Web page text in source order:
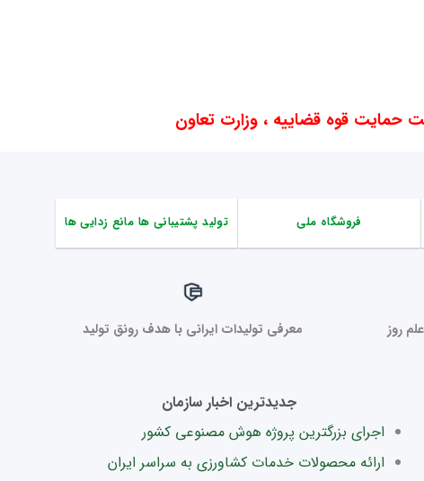
حمایت قوه قضاییه ، وزارت تعاون
فروشگاه ملی تولید پشتیبانی ها مانع زدایی ها
روز معرفی تولیدات ایرانی با هدف رونق تولید
جدیدترین اخبار سازمان
اجرای بزرگترین پروژه هوش مصنوعی کشور
ارائه محصولات خدمات کشاورزی به سراسر ایران